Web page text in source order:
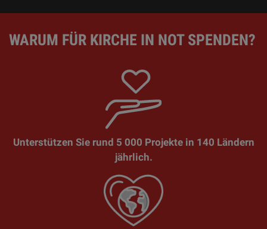
WARUM FÜR KIRCHE IN NOT SPENDEN?
Unterstützen Sie rund 5 000 Projekte in 140 Ländern
jährlich.